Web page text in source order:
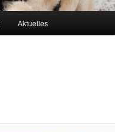
Aktuelles